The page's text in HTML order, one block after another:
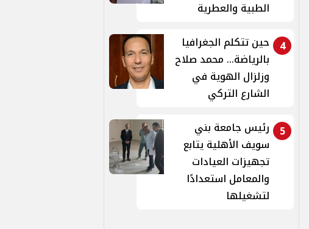
الطبية والعطرية
4
حين تتكلم الجغرافيا
بالرياضة... محمد صلاح
وزلزال الهوية في
الشارع التركي
5
رئيس جامعة بني
سويف الأهلية يتابع
تجهيزات العيادات
والمعامل استعدادًا
لتشغيلها